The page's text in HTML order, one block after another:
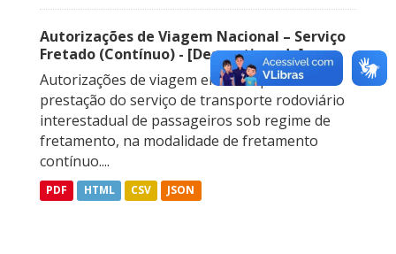
Autorizações de Viagem Nacional – Serviço
Fretado (Contínuo) - [Descontinuado]
Autorizações de viagem emitidas para a
prestação do serviço de transporte rodoviário
interestadual de passageiros sob regime de
fretamento, na modalidade de fretamento
contínuo....
PDF HTML CSV JSON